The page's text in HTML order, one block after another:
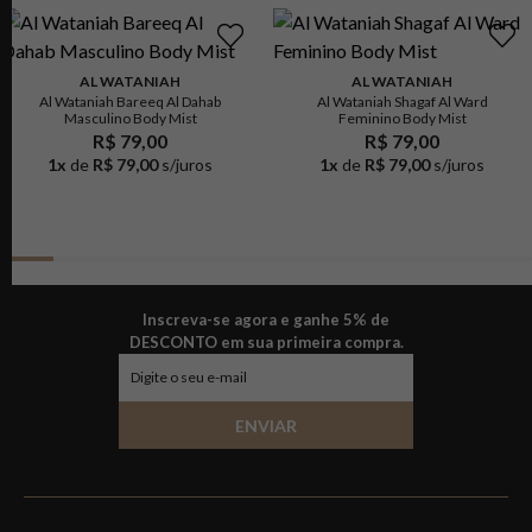
AL WATANIAH
Al Wataniah Bareeq Al Dahab
Masculino Body Mist
R$ 79,00
1x de R$ 79,00 s/juros
AL WATANIAH
Al Wataniah Shagaf Al Ward
Feminino Body Mist
R$ 79,00
1x de R$ 79,00 s/juros
Inscreva-se agora e ganhe 5% de
DESCONTO em sua primeira compra.
ENVIAR